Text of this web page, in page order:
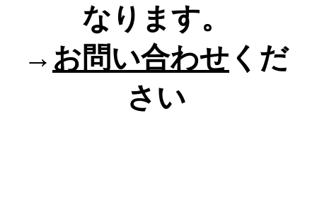
なります。
→ お問い合わせ くだ
さい